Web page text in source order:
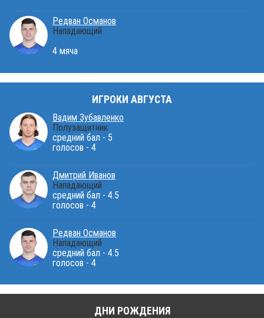
Редван Османов
Нападающий
4 мяча
ИГРОКИ АВГУСТА
Вадим Зубавленко
Полузащитник
средний бал - 5
голосов - 4
Дмитрий Иванов
Нападающий
средний бал - 4.5
голосов - 4
Редван Османов
Нападающий
средний бал - 4.5
голосов - 4
ДНИ РОЖДЕНИЯ